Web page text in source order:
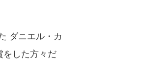
ダニエル・カ
をした方々だ